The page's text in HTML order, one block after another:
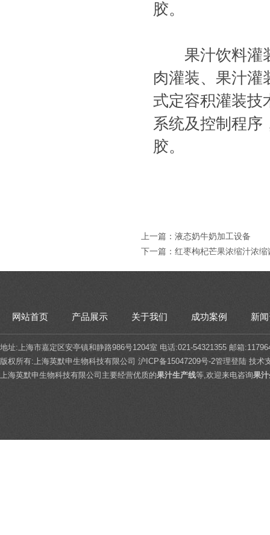
胶。
果汁饮料灌装
肉灌装、果汁灌
式定容积灌装技
系统及控制程序
胶。
上一篇： 液态奶牛奶加工设备
下一篇： 红枣枸杞芒果浓缩汁浓缩
网站首页 产品展示 关于我们 成功案例 新
地址:上海市嘉定区安亭镇和静路986号1204室 电话:021-54321355 邮箱
版权所有:上海英默申生物科技有限公司 沪ICP备15047209号-2管理登陆 技术
上海英默申生物科技有限公司主要经营优质的果汁生产线等,欢迎来电咨询果